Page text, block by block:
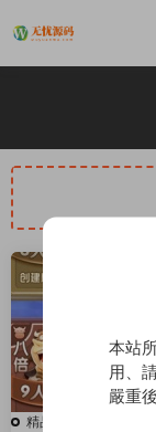
精品源碼
本站
用、
嚴重